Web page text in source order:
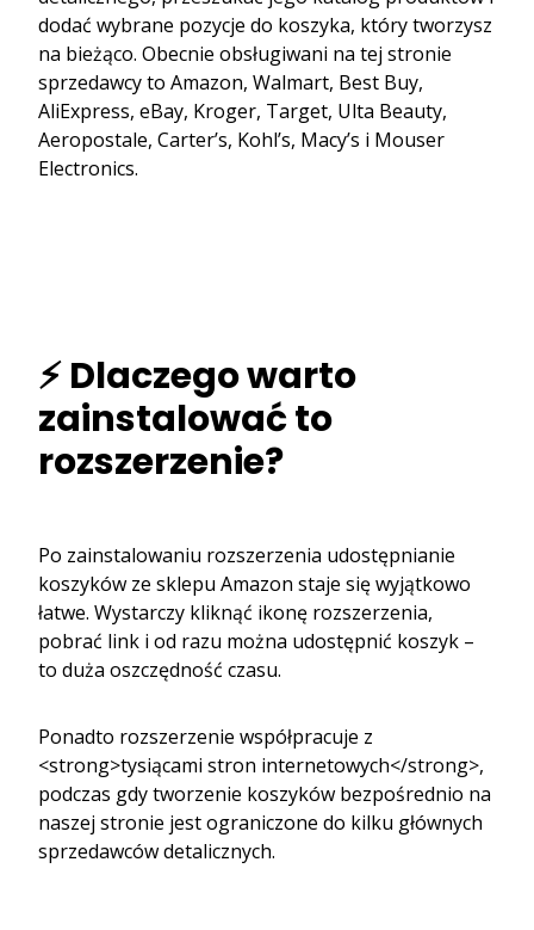
dodać wybrane pozycje do koszyka, który tworzysz
na bieżąco. Obecnie obsługiwani na tej stronie
sprzedawcy to Amazon, Walmart, Best Buy,
AliExpress, eBay, Kroger, Target, Ulta Beauty,
Aeropostale, Carter’s, Kohl’s, Macy’s i Mouser
Electronics.
⚡ Dlaczego warto
zainstalować to
rozszerzenie?
Po zainstalowaniu rozszerzenia udostępnianie
koszyków ze sklepu Amazon staje się wyjątkowo
łatwe. Wystarczy kliknąć ikonę rozszerzenia,
pobrać link i od razu można udostępnić koszyk –
to duża oszczędność czasu.
Ponadto rozszerzenie współpracuje z
<strong>tysiącami stron internetowych</strong>,
podczas gdy tworzenie koszyków bezpośrednio na
naszej stronie jest ograniczone do kilku głównych
sprzedawców detalicznych.